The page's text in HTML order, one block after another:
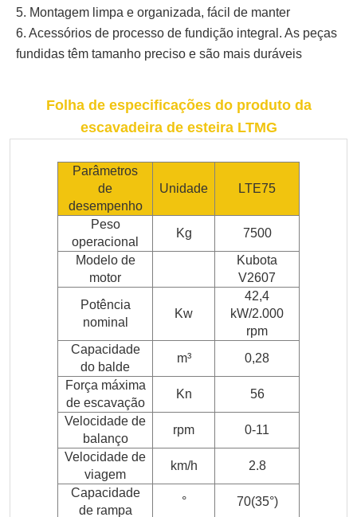
5. Montagem limpa e organizada, fácil de manter
6. Acessórios de processo de fundição integral. As peças
fundidas têm tamanho preciso e são mais duráveis
Folha de especificações do produto da
escavadeira de esteira LTMG
Parâmetros
de
desempenho
Unidade LTE75
Peso
operacional
Kg
7500
Modelo de
motor
Kubota
V2607
Potência
nominal
Kw
42,4
kW/2.000
rpm
Capacidade
do balde
m³
0,28
Força máxima
de escavação
Kn
56
Velocidade de
balanço
rpm
0-11
Velocidade de
viagem
km/h
2.8
Capacidade
de rampa
° 70(35°)